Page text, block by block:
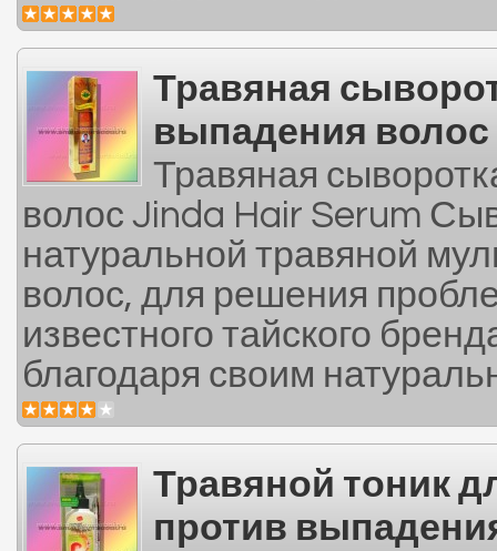
Травяная
выпадения волос
Травяная
волос Jinda Hair Serum
натуральной травяной
волос, для решения
известного тайского
благодаря своим
Травяной тоник
против